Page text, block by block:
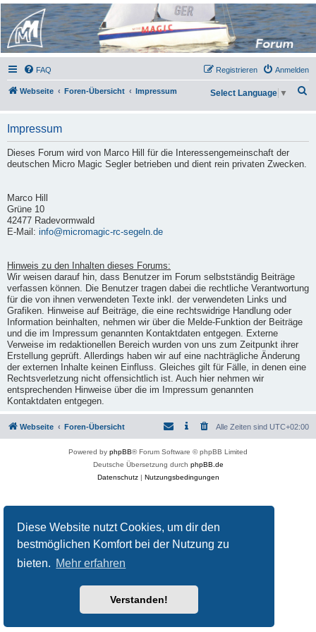
Diese Website nutzt Cookies, um dir den
bestmöglichen Komfort bei der Nutzung zu
bieten. Mehr erfahren
Verstanden!
Micro Magic Forum
Deutschland
FAQ Anmelden
Registrieren
Webseite Foren-Übersicht Impressum
h
Select Language ▼
Impressum
Dieses Forum wird von Marco Hill für die Interessengemeinschaft der
deutschen Micro Magic Segler betrieben und dient rein privaten Zwecken.
Marco Hill
Grüne 10
42477 Radevormwald
E-Mail: info@micromagic-rc-segeln.de
Hinweis zu den Inhalten dieses Forums:
Wir weisen darauf hin, dass Benutzer im Forum selbstständig Beiträge
verfassen können. Die Benutzer tragen dabei die rechtliche Verantwortung
für die von ihnen verwendeten Texte inkl. der verwendeten Links und
Grafiken. Hinweise auf Beiträge, die eine rechtswidrige Handlung oder
Information beinhalten, nehmen wir über die Melde-Funktion der Beiträge
und die im Impressum genannten Kontaktdaten entgegen. Externe
Verweise im redaktionellen Bereich wurden von uns zum Zeitpunkt ihrer
Erstellung geprüft. Allerdings haben wir auf eine nachträgliche Änderung
der externen Inhalte keinen Einfluss. Gleiches gilt für Fälle, in denen eine
Rechtsverletzung nicht offensichtlich ist. Auch hier nehmen wir
entsprechenden Hinweise über die im Impressum genannten
Kontaktdaten entgegen.
Webseite Foren-Übersicht Alle Zeiten sind UTC+02:00
Powered by phpBB® Forum Software © phpBB Limited
Deutsche Übersetzung durch phpBB.de
Datenschutz| Nutzungsbedingungen